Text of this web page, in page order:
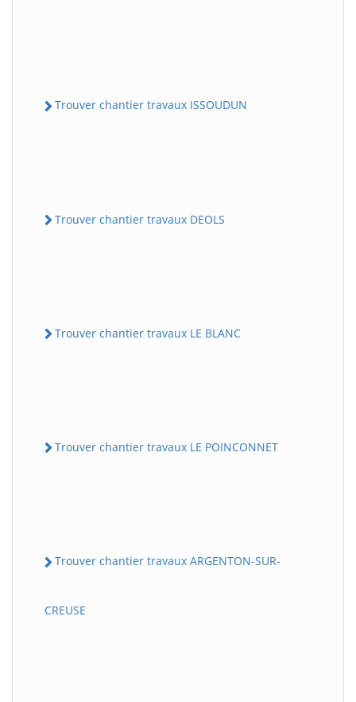
Trouver chantier travaux ISSOUDUN
Trouver chantier travaux DEOLS
Trouver chantier travaux LE BLANC
Trouver chantier travaux LE POINCONNET
Trouver chantier travaux ARGENTON-SUR-
CREUSE